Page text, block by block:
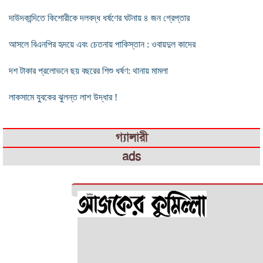
দাউদকান্দিতে কিশোরীকে দলবদ্ধ ধর্ষণের ঘটনায় ৪ জন গ্রেপ্তার
আসলে বিএনপির হৃদয়ে এবং চেতনায় পাকিস্তান : ওবায়দুল কাদের
দশ টাকার প্রলোভনে ছয় বছরের শিশু ধর্ষণ: থানায় মামলা
লাকসামে যুবকের ঝুলন্ত লাশ উদ্ধার !
গ্যালারী
ads